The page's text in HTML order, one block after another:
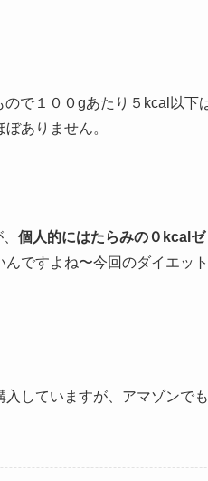
で１００gあたり５kcal以下
ありません。
個人的にはたらみの０kcal
ですよね〜今回のダイエッ
していますが、アマゾンでも